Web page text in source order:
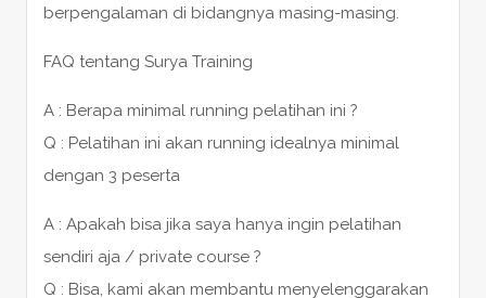
berpengalaman di bidangnya masing-masing.
FAQ tentang Surya Training
A : Berapa minimal running pelatihan ini ?
Q : Pelatihan ini akan running idealnya minimal
dengan 3 peserta
A : Apakah bisa jika saya hanya ingin pelatihan
sendiri aja / private course ?
Q : Bisa, kami akan membantu menyelenggarakan